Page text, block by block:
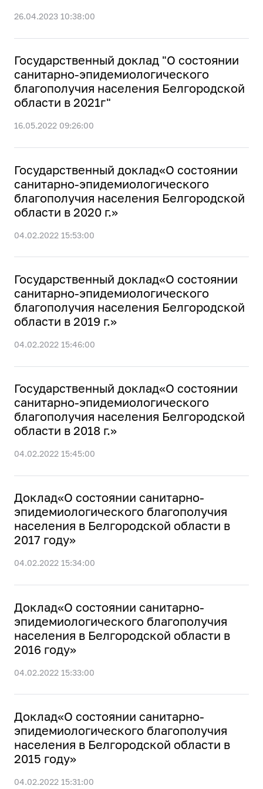
26.04.2023 10:38:00
Государственный доклад "О состоянии
санитарно-эпидемиологического
благополучия населения Белгородской
области в 2021г"
16.05.2022 09:26:00
Государственный доклад«О состоянии
санитарно-эпидемиологического
благополучия населения Белгородской
области в 2020 г.»
04.02.2022 15:53:00
Государственный доклад«О состоянии
санитарно-эпидемиологического
благополучия населения Белгородской
области в 2019 г.»
04.02.2022 15:46:00
Государственный доклад«О состоянии
санитарно-эпидемиологического
благополучия населения Белгородской
области в 2018 г.»
04.02.2022 15:45:00
Доклад«О состоянии санитарно-
эпидемиологического благополучия
населения в Белгородской области в
2017 году»
04.02.2022 15:34:00
Доклад«О состоянии санитарно-
эпидемиологического благополучия
населения в Белгородской области в
2016 году»
04.02.2022 15:33:00
Доклад«О состоянии санитарно-
эпидемиологического благополучия
населения в Белгородской области в
2015 году»
04.02.2022 15:31:00